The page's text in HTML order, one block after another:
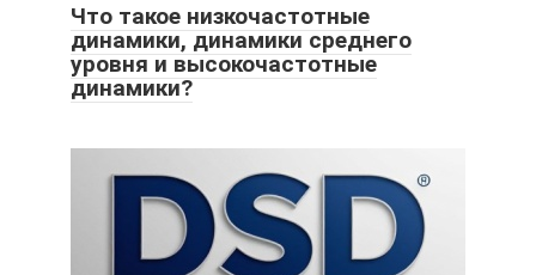
Что такое низкочастотные
динамики, динамики среднего
уровня и высокочастотные
динамики?